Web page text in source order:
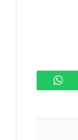
واتساب